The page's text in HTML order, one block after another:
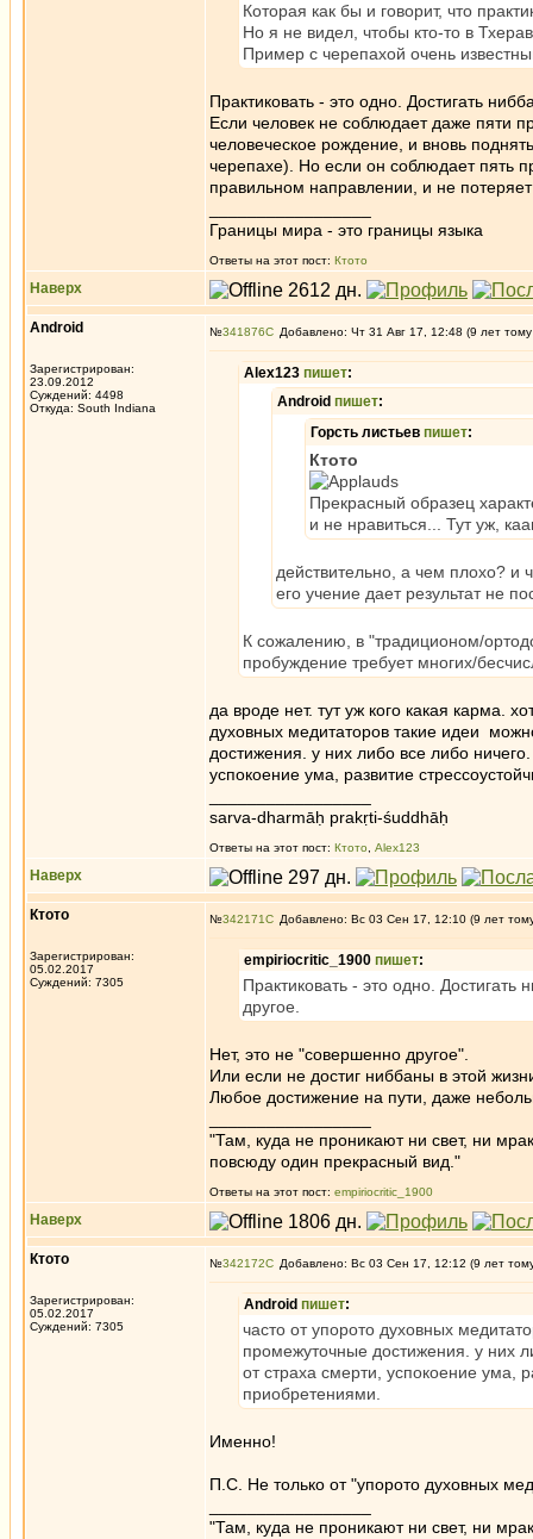
Которая как бы и говорит, что
Но я не видел, чтобы кто-то в
Пример с черепахой очень
Практиковать - это одно. Достигать
Если человек не соблюдает даже пяти
человеческое рождение, и вновь
черепахе). Но если он соблюдает пять
правильном направлении, и не
Границы мира - это границы языка
Ответы на этот пост: Ктото
Наверх
Android
Зарегистрирован:
23.09.2012
Суждений: 4498
Откуда: South Indiana
№341876 Добавлено: Чт 31 Авг 17, 12:48 (9 лет
Alex123 пишет:
Android пишет:
Горсть листьев пишет:
Ктото
Прекрасный образец
и не нравиться... Тут уж,
действительно, а чем плохо? и
его учение дает результат не
К сожалению, в "традиционом/
пробуждение требует многих/
да вроде нет. тут уж кого какая карма.
духовных медитаторов такие идеи
достижения. у них либо все либо
успокоение ума, развитие
sarva-dharmāḥ prakṛti-śuddhāḥ
Ответы на этот пост: Ктото Alex123
Наверх
Ктото
Зарегистрирован:
05.02.2017
Суждений: 7305
№342171 Добавлено: Вс 03 Сен 17, 12:10 (9 лет
empiriocritic_1900 пишет:
Практиковать - это одно.
другое.
Нет, это не "совершенно другое".
Или если не достиг ниббаны в этой
Любое достижение на пути, даже
"Там, куда не проникают ни свет, ни
повсюду один прекрасный вид."
Ответы на этот пост: empiriocritic_1900
Наверх
Ктото
Зарегистрирован:
05.02.2017
Суждений: 7305
№342172 Добавлено: Вс 03 Сен 17, 12:12 (9 лет
Android пишет:
часто от упорото духовных
промежуточные достижения. у них
от страха смерти, успокоение ума,
приобретениями.
Именно!
П.С. Не только от "упорото духовных
"Там, куда не проникают ни свет, ни